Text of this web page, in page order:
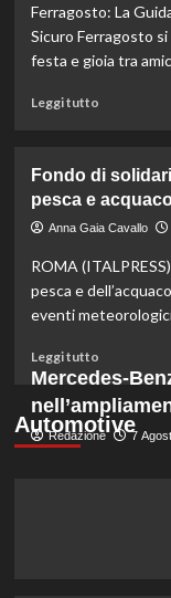
aumentati
di
primario.
Ferragosto: La
Sicuro Ferragosto
festa e gioia tra
Leggi tuttoLeggi
Rinfresca
la
tua
il
menù
ideale
caldo
gli
esperti.
Fondo di
pesca e
Anna Gaia Cavallo
ROMA
pesca e
eventi
Leggi tuttoLeggi
di
più
su
Fondo
Automotive
Mercedes-
Redazione 7